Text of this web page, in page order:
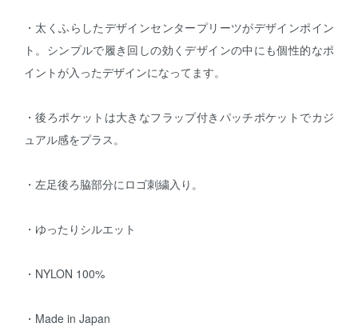
・太くふらしたデザインセンタープリーツがデザインポイン
ト。シンプルで履き回しの効くデザインの中にも個性的なポ
イントが入ったデザインになってます。
・後ろポケットは大きなフラップ付きパッチポケットでカジ
ュアル感をプラス。
・左足後ろ脇部分にロゴ刺繍入り。
・ゆったりシルエット
・NYLON 100%
・Made in Japan